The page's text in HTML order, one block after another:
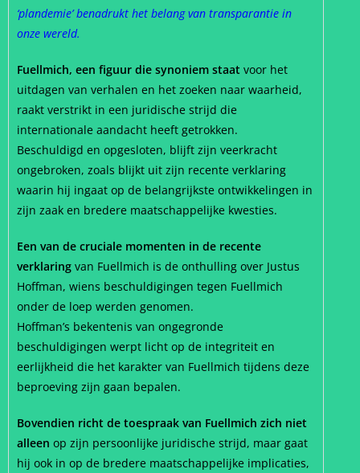
‘plandemie’ benadrukt het belang van transparantie in
onze wereld.
Fuellmich, een figuur die synoniem staat voor het
uitdagen van verhalen en het zoeken naar waarheid,
raakt verstrikt in een juridische strijd die
internationale aandacht heeft getrokken.
Beschuldigd en opgesloten, blijft zijn veerkracht
ongebroken, zoals blijkt uit zijn recente verklaring
waarin hij ingaat op de belangrijkste ontwikkelingen in
zijn zaak en bredere maatschappelijke kwesties.
Een van de cruciale momenten in de recente
verklaring van Fuellmich is de onthulling over Justus
Hoffman, wiens beschuldigingen tegen Fuellmich
onder de loep werden genomen.
Hoffman’s bekentenis van ongegronde
beschuldigingen werpt licht op de integriteit en
eerlijkheid die het karakter van Fuellmich tijdens deze
beproeving zijn gaan bepalen.
Bovendien richt de toespraak van Fuellmich zich niet
alleen op zijn persoonlijke juridische strijd, maar gaat
hij ook in op de bredere maatschappelijke implicaties,